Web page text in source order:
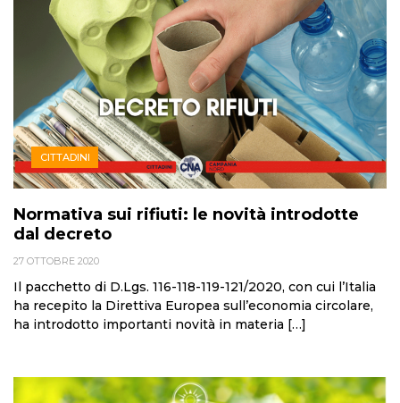
CITTADINI
Normativa sui rifiuti: le novità introdotte
dal decreto
27 OTTOBRE 2020
Il pacchetto di D.Lgs. 116-118-119-121/2020, con cui l’Italia
ha recepito la Direttiva Europea sull’economia circolare,
ha introdotto importanti novità in materia […]